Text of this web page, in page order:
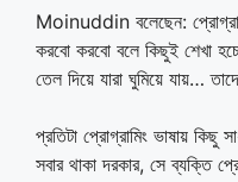
Moinuddin বলেছেন:
করবো করবো বলে কিছুই শেখা
তেল দিয়ে যারা ঘুমিয়ে যায়…
প্রতিটা প্রোগ্রামিং ভাষায় কিছু
সবার থাকা দরকার, সে ব্যক্তি